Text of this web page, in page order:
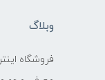
وبلاگ
فروشگاه